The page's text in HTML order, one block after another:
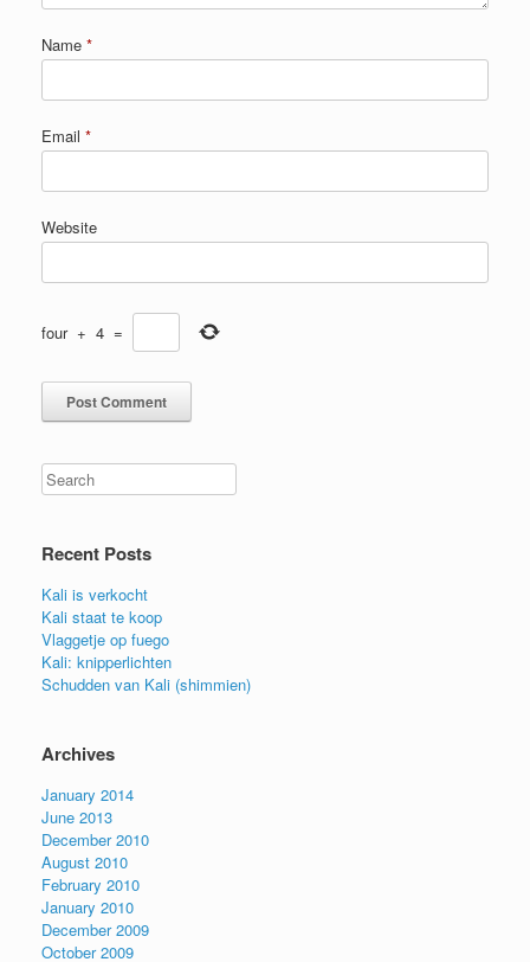
Name *
Email *
Website
four + 4 =
Search
Recent Posts
Kali is verkocht
Kali staat te koop
Vlaggetje op fuego
Kali: knipperlichten
Schudden van Kali (shimmien)
Archives
January 2014
June 2013
December 2010
August 2010
February 2010
January 2010
December 2009
October 2009